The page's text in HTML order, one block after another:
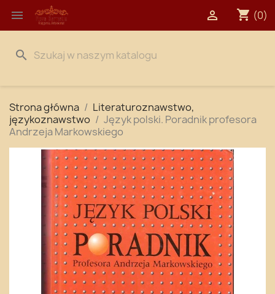
 shopping_cart (0)

search
Strona główna
Literaturoznawstwo,
językoznawstwo
Język polski. Poradnik profesora
Andrzeja Markowskiego